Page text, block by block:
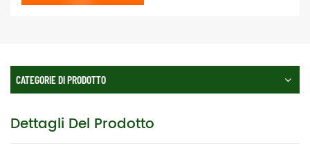
CATEGORIE DI PRODOTTO
Dettagli Del Prodotto